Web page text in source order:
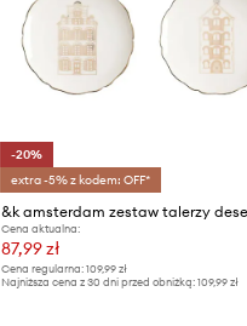
-20%
extra -5% z kodem: OFF*
Cena aktualna:
87,99 zł
Cena regularna: 109,99 zł
Najniższa cena z 30 dni przed obniżką: 109,99 zł